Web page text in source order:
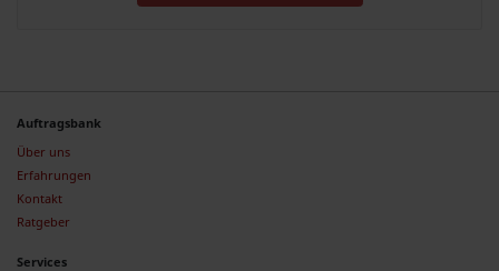
Auftragsbank
Über uns
Erfahrungen
Kontakt
Ratgeber
Services